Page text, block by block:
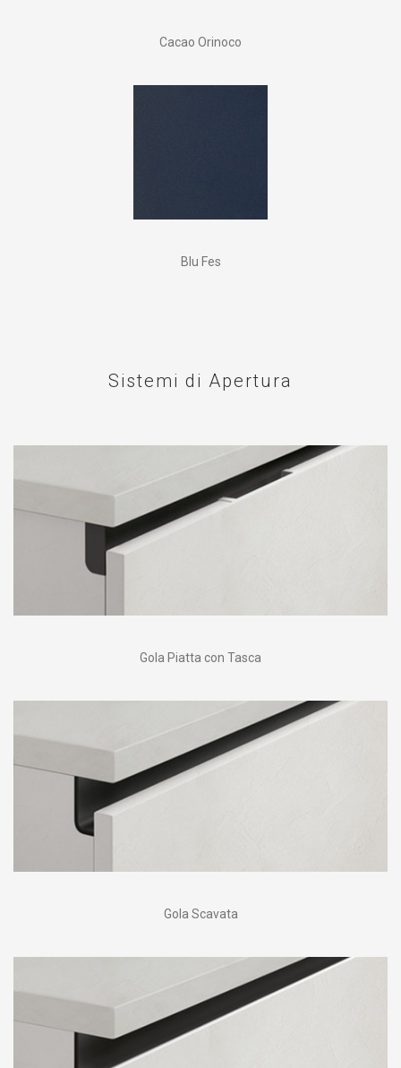
Cacao Orinoco
Blu Fes
Sistemi di Apertura
Gola Piatta con Tasca
Gola Scavata